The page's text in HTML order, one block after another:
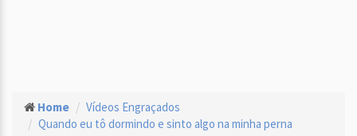
Home
Vídeos Engraçados
Quando eu tô dormindo e sinto algo na minha perna